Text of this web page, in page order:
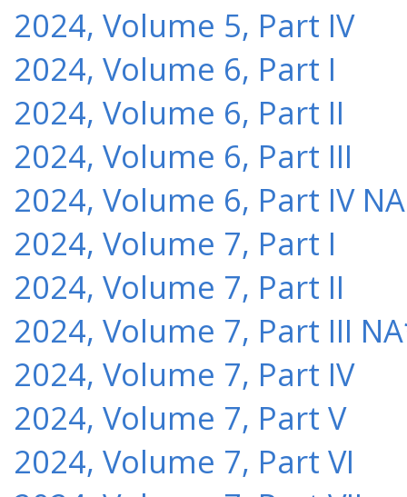
2024, Volume 5, Part IV
2024, Volume 6, Part I
2024, Volume 6, Part II
2024, Volume 6, Part III
2024, Volume 6, Part IV NA
2024, Volume 7, Part I
2024, Volume 7, Part II
2024, Volume 7, Part III
2024, Volume 7, Part IV
2024, Volume 7, Part V
2024, Volume 7, Part VI